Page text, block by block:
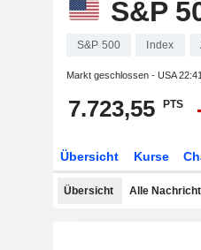
S&P
S&P 500 Index
Markt geschlossen - USA
7.723,55 PTS
Übersicht Kurse
Übersicht Alle